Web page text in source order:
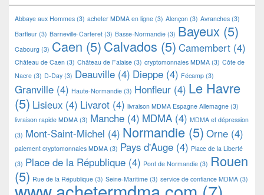
Abbaye aux Hommes (3) acheter MDMA en ligne (3) Alençon (3) Avranches (3)
Barfleur (3) Barneville-Carteret (3) Basse-Normandie (3) Bayeux (5)
Cabourg (3) Caen (5)Calvados (5) Camembert (4)
Château de Caen (3) Château de Falaise (3) cryptomonnaies MDMA (3) Côte de
Nacre (3) D-Day (3) Deauville (4) Dieppe (4) Fécamp (3)
Granville (4) Haute-Normandie (3) Honfleur (4) Le Havre
(5) Lisieux (4) Livarot (4) livraison MDMA Espagne Allemagne (3)
livraison rapide MDMA (3) Manche (4) MDMA (4) MDMA et dépression
(3) Mont-Saint-Michel (4) Normandie (5) Orne (4)
paiement cryptomonnaies MDMA (3) Pays d'Auge (4) Place de la Liberté
(3) Place de la République (4) Pont de Normandie (3) Rouen
(5) Rue de la République (3) Seine-Maritime (3) service de confiance MDMA (3)